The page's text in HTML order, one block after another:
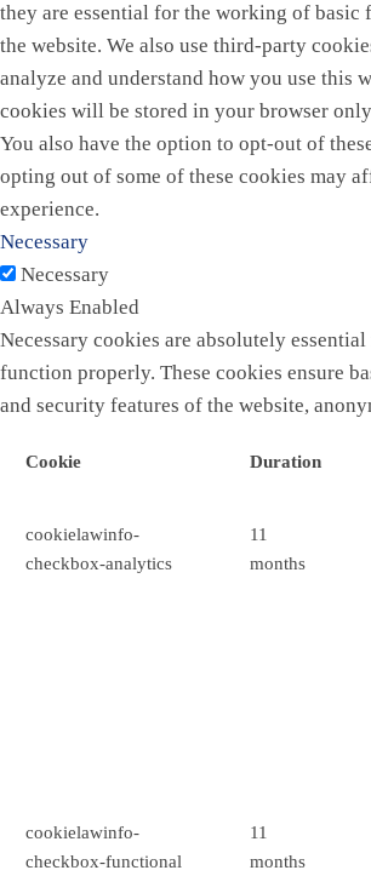
they are essential for the working of
the website. We also use third-party
analyze and understand how you use this
cookies will be stored in your browser
You also have the option to opt-out of
opting out of some of these cookies may
experience.
Necessary
Necessary
Always Enabled
Necessary cookies are absolutely
function properly. These cookies ensure
and security features of the website,
Cookie Duration
cookielawinfo-
checkbox-analytics
11
months
cookielawinfo-
checkbox-functional
11
months